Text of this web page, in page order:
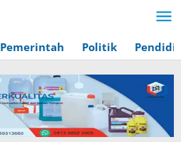
Pemerintah Politik